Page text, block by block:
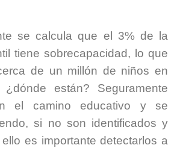
se calcula que el 3% de la
tiene sobrecapacidad, lo que
de un millón de niños en
están? Seguramente
el camino educativo y se
si no son identificados y
es importante detectarlos a